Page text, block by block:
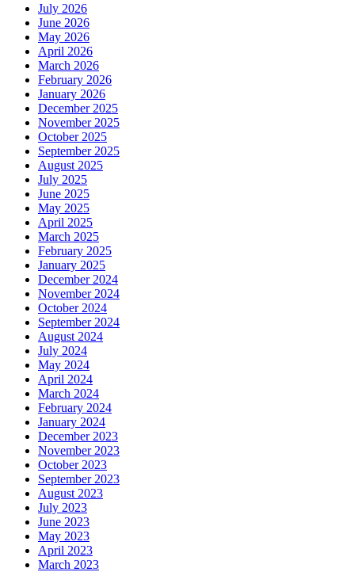
July 2026
June 2026
May 2026
April 2026
March 2026
February 2026
January 2026
December 2025
November 2025
October 2025
September 2025
August 2025
July 2025
June 2025
May 2025
April 2025
March 2025
February 2025
January 2025
December 2024
November 2024
October 2024
September 2024
August 2024
July 2024
May 2024
April 2024
March 2024
February 2024
January 2024
December 2023
November 2023
October 2023
September 2023
August 2023
July 2023
June 2023
May 2023
April 2023
March 2023